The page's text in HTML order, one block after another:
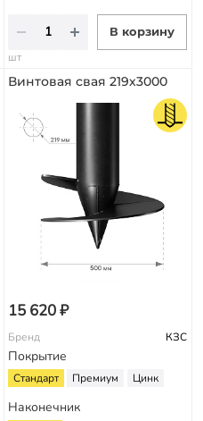
В корзину
шт
Винтовая свая 219х3000
15 620 ₽
Бренд КЗС
Покрытие
Стандарт Премиум Цинк
Наконечник